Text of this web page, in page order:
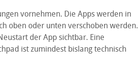
vornehmen. Die Apps werden in
oben oder unten verschoben werden.
der App sichtbar. Eine
ist zumindest bislang technisch